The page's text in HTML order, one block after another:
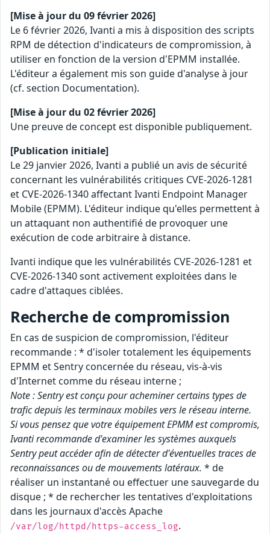
[Mise à jour du 09 février 2026]
Le 6 février 2026, Ivanti a mis à disposition des scripts
RPM de détection d'indicateurs de compromission, à
utiliser en fonction de la version d'EPMM installée.
L'éditeur a également mis son guide d'analyse à jour
(cf. section Documentation).
[Mise à jour du 02 février 2026]
Une preuve de concept est disponible publiquement.
[Publication initiale]
Le 29 janvier 2026, Ivanti a publié un avis de sécurité
concernant les vulnérabilités critiques CVE-2026-1281
et CVE-2026-1340 affectant Ivanti Endpoint Manager
Mobile (EPMM). L'éditeur indique qu'elles permettent à
un attaquant non authentifié de provoquer une
exécution de code arbitraire à distance.
Ivanti indique que les vulnérabilités CVE-2026-1281 et
CVE-2026-1340 sont activement exploitées dans le
cadre d'attaques ciblées.
Recherche de compromission
En cas de suspicion de compromission, l'éditeur
recommande : * d'isoler totalement les équipements
EPMM et Sentry concernée du réseau, vis-à-vis
d'Internet comme du réseau interne ;
Note : Sentry est conçu pour acheminer certains types de
trafic depuis les terminaux mobiles vers le réseau interne.
Si vous pensez que votre équipement EPMM est compromis,
Ivanti recommande d'examiner les systèmes auxquels
Sentry peut accéder afin de détecter d'éventuelles traces de
reconnaissances ou de mouvements latéraux. * de
réaliser un instantané ou effectuer une sauvegarde du
disque ; * de rechercher les tentatives d'exploitations
dans les journaux d'accès Apache
/var/log/httpd/https-access_log.